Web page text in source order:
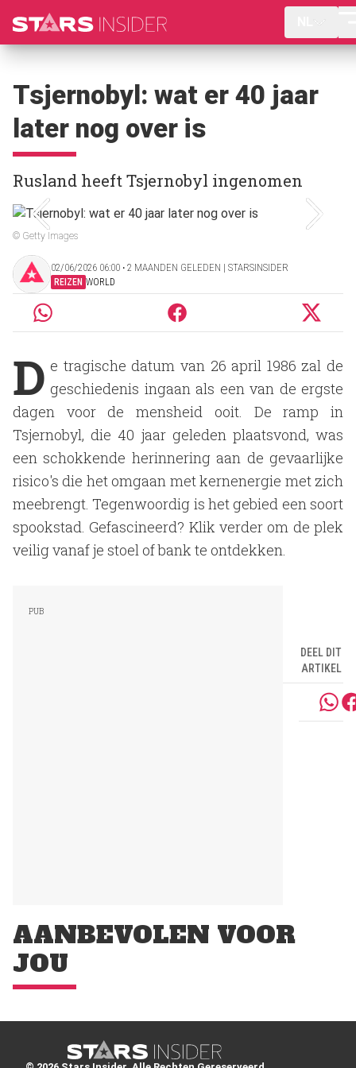
Tsjernobyl: wat er 40 jaar
later nog over is
Rusland heeft Tsjernobyl ingenomen
© Getty Images
02/06/2026 06:00 ‧ 2 MAANDEN GELEDEN | STARSINSIDER
REIZEN WORLD
D e tragische datum van 26 april 1986 zal de
geschiedenis ingaan als een van de ergste
dagen voor de mensheid ooit. De ramp in
Tsjernobyl, die 40 jaar geleden plaatsvond, was
een schokkende herinnering aan de gevaarlijke
risico's die het omgaan met kernenergie met zich
meebrengt. Tegenwoordig is het gebied een soort
spookstad. Gefascineerd? Klik verder om de plek
veilig vanaf je stoel of bank te ontdekken.
DEEL DIT
ARTIKEL
AANBEVOLEN VOOR
JOU